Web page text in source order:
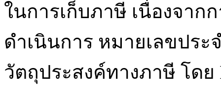
ในการเก็บภาษี เนื่องจาก
ดำเนินการ หมายเลขปร
วัตถุประสงค์ทางภาษี โด